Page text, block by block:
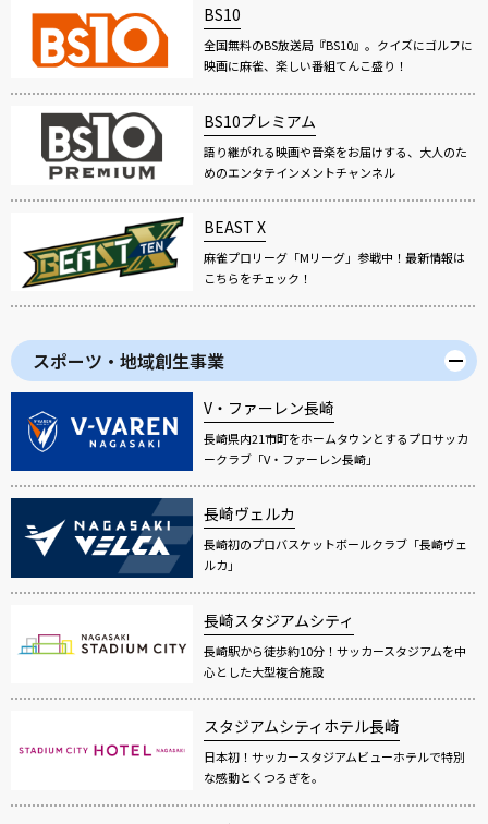
BS10
全国無料のBS放送局『BS10』。クイズにゴルフに
映画に麻雀、楽しい番組てんこ盛り！
BS10プレミアム
語り継がれる映画や音楽をお届けする、大人のた
めのエンタテインメントチャンネル
BEAST X
麻雀プロリーグ「Mリーグ」参戦中！最新情報は
こちらをチェック！
スポーツ・地域創生事業
V・ファーレン長崎
長崎県内21市町をホームタウンとするプロサッカ
ークラブ「V・ファーレン長崎」
長崎ヴェルカ
長崎初のプロバスケットボールクラブ「長崎ヴェ
ルカ」
長崎スタジアムシティ
長崎駅から徒歩約10分！サッカースタジアムを中
心とした大型複合施設
スタジアムシティホテル長崎
日本初！サッカースタジアムビューホテルで特別
な感動とくつろぎを。